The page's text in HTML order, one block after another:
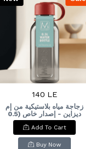
140 LE
زجاجة مياه بلاستيكية من إم
ديزاين - إصدار خاص (0.5
لتر)M-Design Special
Edition Plastic Water
Bottle (0.5L
Add To Cart
Buy Now